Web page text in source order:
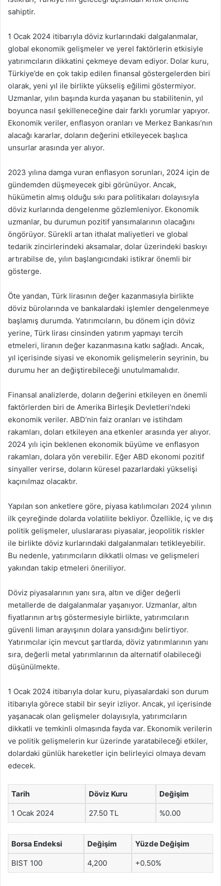
sahiptir.
1 Ocak 2024 itibarıyla döviz kurlarındaki dalgalanmalar,
global ekonomik gelişmeler ve yerel faktörlerin etkisiyle
yatırımcıların dikkatini çekmeye devam ediyor. Dolar kuru,
Türkiye’de en çok takip edilen finansal göstergelerden biri
olarak, yeni yıl ile birlikte yükseliş eğilimi göstermiyor.
Uzmanlar, yılın başında kurda yaşanan bu stabilitenin, yıl
boyunca nasıl şekilleneceğine dair farklı yorumlar yapıyor.
Ekonomik veriler, enflasyon oranları ve Merkez Bankası’nın
alacağı kararlar, doların değerini etkileyecek başlıca
unsurlar arasında yer alıyor.
2023 yılına damga vuran enflasyon sorunları, 2024 için de
gündemden düşmeyecek gibi görünüyor. Ancak,
hükümetin almış olduğu sıkı para politikaları dolayısıyla
döviz kurlarında dengelenme gözlemleniyor. Ekonomik
uzmanlar, bu durumun pozitif yansımalarının olacağını
öngörüyor. Sürekli artan ithalat maliyetleri ve global
tedarik zincirlerindeki aksamalar, dolar üzerindeki baskıyı
artırabilse de, yılın başlangıcındaki istikrar önemli bir
gösterge.
Öte yandan, Türk lirasının değer kazanmasıyla birlikte
döviz bürolarında ve bankalardaki işlemler dengelenmeye
başlamış durumda. Yatırımcıların, bu dönem için döviz
yerine, Türk lirası cinsinden yatırım yapmayı tercih
etmeleri, liranın değer kazanmasına katkı sağladı. Ancak,
yıl içerisinde siyasi ve ekonomik gelişmelerin seyrinin, bu
durumu her an değiştirebileceği unutulmamalıdır.
Finansal analizlerde, doların değerini etkileyen en önemli
faktörlerden biri de Amerika Birleşik Devletleri’ndeki
ekonomik veriler. ABD’nin faiz oranları ve istihdam
rakamları, doları etkileyen ana etkenler arasında yer alıyor.
2024 yılı için beklenen ekonomik büyüme ve enflasyon
rakamları, dolara yön verebilir. Eğer ABD ekonomi pozitif
sinyaller verirse, doların küresel pazarlardaki yükselişi
kaçınılmaz olacaktır.
Yapılan son anketlere göre, piyasa katılımcıları 2024 yılının
ilk çeyreğinde dolarda volatilite bekliyor. Özellikle, iç ve dış
politik gelişmeler, uluslararası piyasalar, jeopolitik riskler
ile birlikte döviz kurlarındaki dalgalanmaları tetikleyebilir.
Bu nedenle, yatırımcıların dikkatli olması ve gelişmeleri
yakından takip etmeleri öneriliyor.
Döviz piyasalarının yanı sıra, altın ve diğer değerli
metallerde de dalgalanmalar yaşanıyor. Uzmanlar, altın
fiyatlarının artış göstermesiyle birlikte, yatırımcıların
güvenli liman arayışının dolara yansıdığını belirtiyor.
Yatırımcılar için mevcut şartlarda, döviz yatırımlarının yanı
sıra, değerli metal yatırımlarının da alternatif olabileceği
düşünülmekte.
1 Ocak 2024 itibarıyla dolar kuru, piyasalardaki son durum
itibarıyla görece stabil bir seyir izliyor. Ancak, yıl içerisinde
yaşanacak olan gelişmeler dolayısıyla, yatırımcıların
dikkatli ve temkinli olmasında fayda var. Ekonomik verilerin
ve politik gelişmelerin kur üzerinde yaratabileceği etkiler,
dolardaki günlük hareketler için belirleyici olmaya devam
edecek.
Tarih Döviz Kuru Değişim
1 Ocak 2024 27.50 TL %0.00
Borsa Endeksi Değişim Yüzde Değişim
BIST 100 4,200 +0.50%